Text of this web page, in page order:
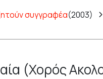
συγγραφέα(2003)
(Χορός